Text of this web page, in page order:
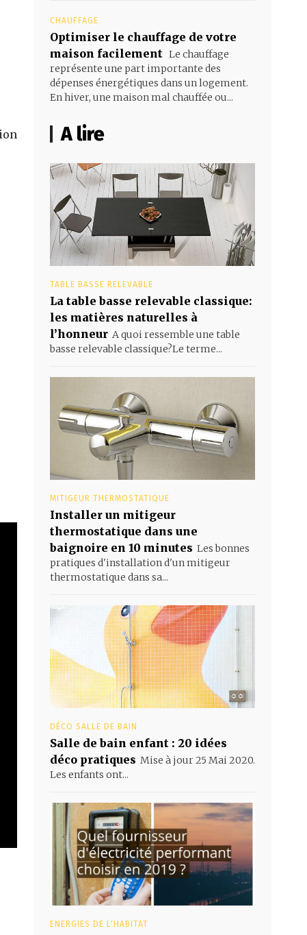
CHAUFFAGE
Optimiser le chauffage de votre
maison facilement Le chauffage
représente une part importante des
dépenses énergétiques dans un logement.
En hiver, une maison mal chauffée ou...
A lire
TABLE BASSE RELEVABLE
La table basse relevable classique:
les matières naturelles à
l’honneur A quoi ressemble une table
basse relevable classique?Le terme...
MITIGEUR THERMOSTATIQUE
Installer un mitigeur
thermostatique dans une
baignoire en 10 minutes Les bonnes
pratiques d'installation d'un mitigeur
thermostatique dans sa...
DÉCO SALLE DE BAIN
Salle de bain enfant : 20 idées
déco pratiques Mise à jour 25 Mai 2020.
Les enfants ont...
ENERGIES DE L'HABITAT